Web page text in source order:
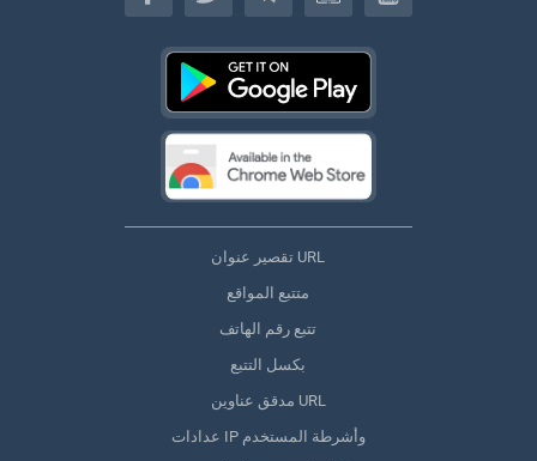
تقصير عنوان URL
متتبع المواقع
تتبع رقم الهاتف
بكسل التتبع
مدقق عناوين URL
عدادات IP وأشرطة المستخدم